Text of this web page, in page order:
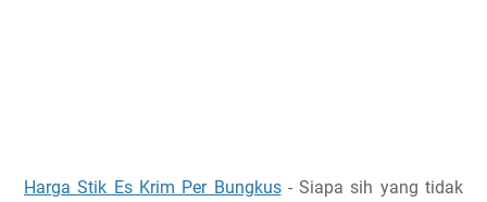
Harga Stik Es Krim Per Bungkus-Siapa sih yang tidak